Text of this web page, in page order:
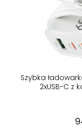
Szybka
2xUSB-C z